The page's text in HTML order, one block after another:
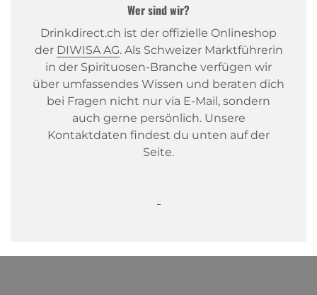
Wer sind wir?
Drinkdirect.ch ist der offizielle Onlineshop
der DIWISA AG. Als Schweizer Marktführerin
in der Spirituosen-Branche verfügen wir
über umfassendes Wissen und beraten dich
bei Fragen nicht nur via E-Mail, sondern
auch gerne persönlich. Unsere
Kontaktdaten findest du unten auf der
Seite.